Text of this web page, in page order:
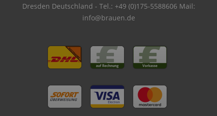
Dresden Deutschland - Tel.: +49 (0)175-5588606 Mail:
info@brauen.de